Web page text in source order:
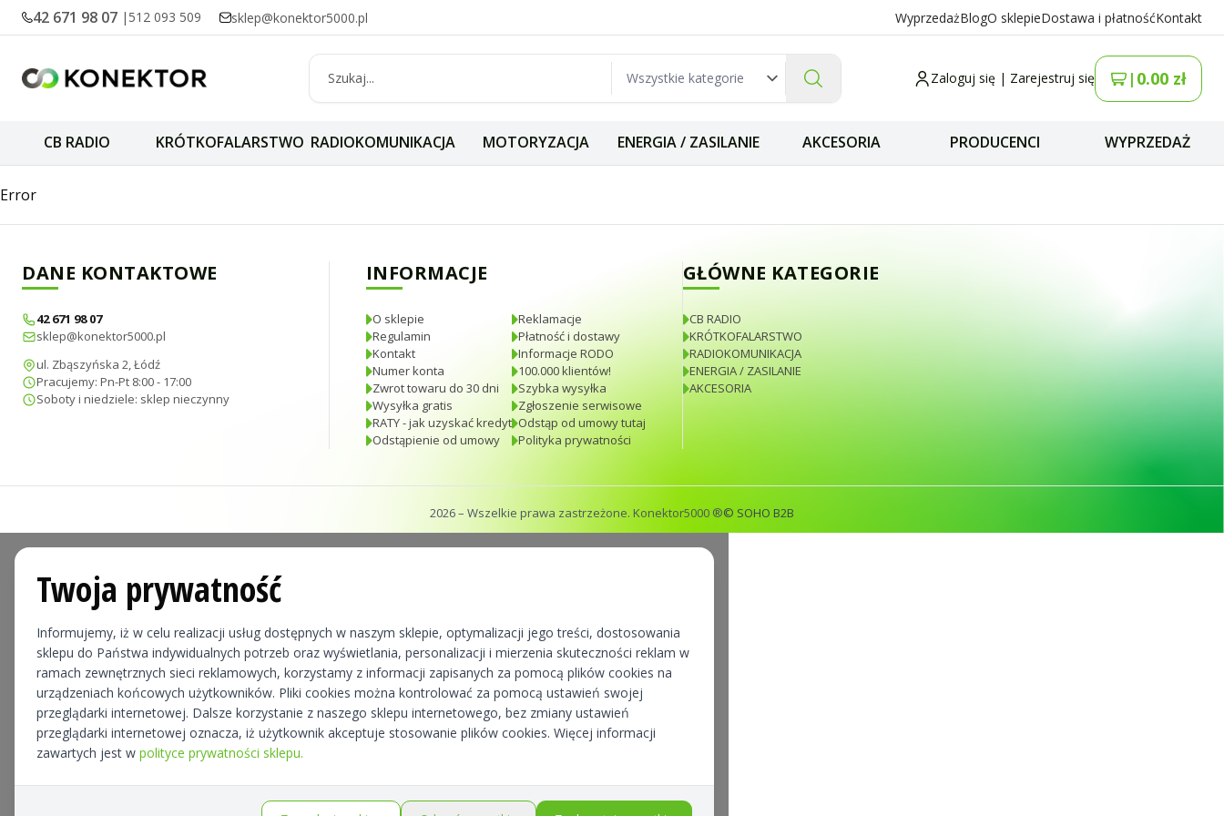
42 671 98 07 | 512 093 509 sklep@konektor5000.pl WyprzedażBlogO sklepieDostawa i płatnośćKontakt
Zaloguj się | Zarejestruj się | 0.00 zł
CB RADIO KRÓTKOFALARSTWO RADIOKOMUNIKACJA MOTORYZACJA ENERGIA / ZASILANIE AKCESORIA PRODUCENCI WYPRZEDAŻ
Wtyk antenowy UC-1 nakręcany (PL 259/5) krótki
Error
DANE KONTAKTOWE
42 671 98 07
sklep@konektor5000.pl
ul. Zbąszyńska 2, Łódź
Pracujemy: Pn-Pt 8:00 - 17:00
Soboty i niedziele: sklep nieczynny
INFORMACJE
O sklepie
Regulamin
Kontakt
Numer konta
Zwrot towaru do 30 dni
Wysyłka gratis
RATY - jak uzyskać kredyt
Odstąpienie od umowy
Reklamacje
Płatność i dostawy
Informacje RODO
100.000 klientów!
Szybka wysyłka
Zgłoszenie serwisowe
Odstąp od umowy tutaj
Polityka prywatności
GŁÓWNE KATEGORIE
CB RADIO
KRÓTKOFALARSTWO
RADIOKOMUNIKACJA
ENERGIA / ZASILANIE
AKCESORIA
2026– Wszelkie prawa zastrzeżone. Konektor5000 ®© SOHO B2B
Twoja prywatność
Informujemy, iż w celu realizacji usług dostępnych w naszym sklepie, optymalizacji jego treści, dostosowania
sklepu do Państwa indywidualnych potrzeb oraz wyświetlania, personalizacji i mierzenia skuteczności reklam w
ramach zewnętrznych sieci reklamowych, korzystamy z informacji zapisanych za pomocą plików cookies na
urządzeniach końcowych użytkowników. Pliki cookies można kontrolować za pomocą ustawień swojej
przeglądarki internetowej. Dalsze korzystanie z naszego sklepu internetowego, bez zmiany ustawień
przeglądarki internetowej oznacza, iż użytkownik akceptuje stosowanie plików cookies. Więcej informacji
zawartych jest w polityce prywatności sklepu.